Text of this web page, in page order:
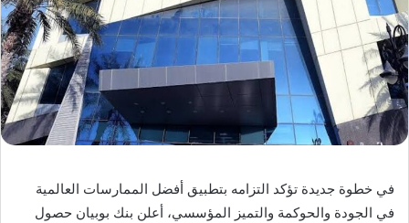
في خطوة جديدة تؤكد التزامه بتطبيق أفضل الممارسات العالمية
في الجودة والحوكمة والتميز المؤسسي، أعلن بنك بوبيان حصول